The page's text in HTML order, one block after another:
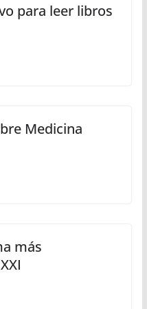
para leer libros
Medicina
más